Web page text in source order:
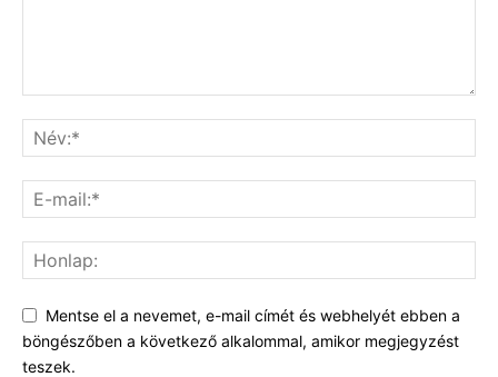
Mentse el a nevemet, e-mail címét és webhelyét ebben a
böngészőben a következő alkalommal, amikor megjegyzést
teszek.